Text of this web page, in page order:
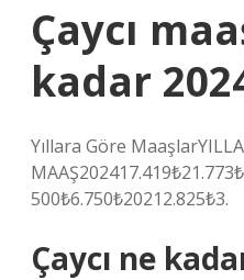
Çaycı
kadar
Yıllara Göre
500₺6.750₺20212.825₺3.
Çaycı ne